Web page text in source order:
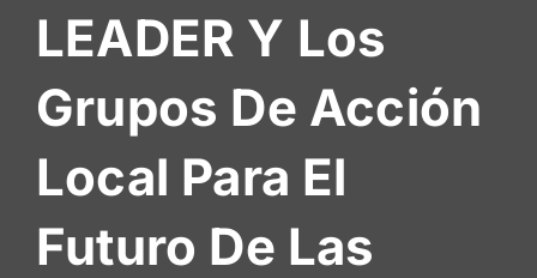
Noticias
Contacto
Area
Socios
LEADER Y Los
Grupos De Acción
Local Para El
Futuro De Las